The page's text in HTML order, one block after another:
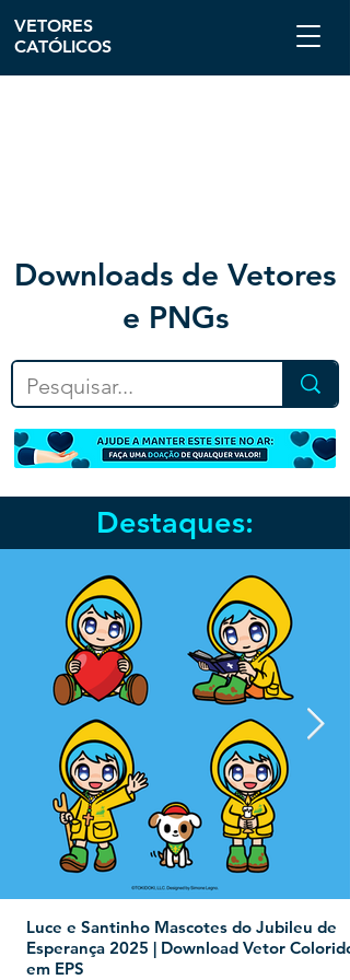
Downloads de Vetores
e PNGs
VETORES
CATÓLICOS
Destaques:
Luce e Santinho Mascotes do Jubileu de
Esperança 2025 | Download Vetor Colorido
em EPS